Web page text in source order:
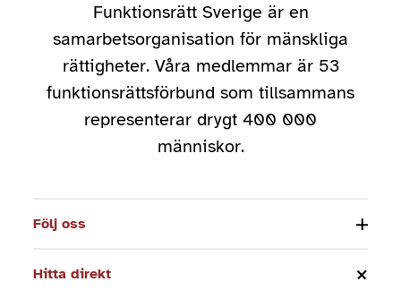
Funktionsrätt Sverige är en
samarbetsorganisation för mänskliga
rättigheter. Våra medlemmar är 53
funktionsrättsförbund som tillsammans
representerar drygt 400 000
människor.
Följ oss
Hitta direkt